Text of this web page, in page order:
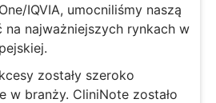
IQVIA, umocniliśmy naszą
na najważniejszych rynkach w
zostały szeroko
w branży. CliniNote zostało